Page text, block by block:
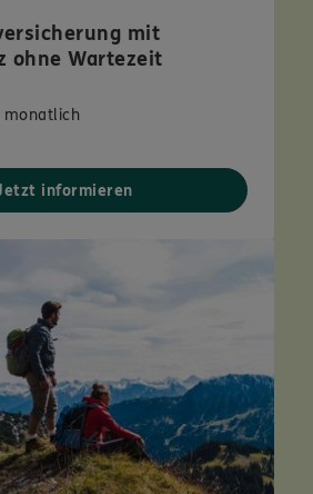
mit
ohne Wartezeit
monatlich
informieren